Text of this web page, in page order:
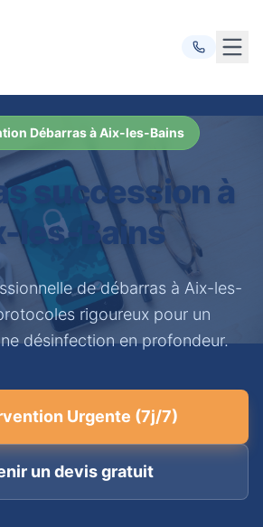
Débarras à Aix-les-Bains
succession à
les-Bains
de débarras à Aix-les-
rigoureux pour un
désinfection en profondeur.
Urgente (7j/7)
un devis gratuit